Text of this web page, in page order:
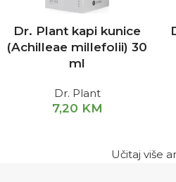
Dr. Plant kapi kunice
(Achilleae millefolii) 30
ml
Dr. Plant
7,20 KM
Učitaj više